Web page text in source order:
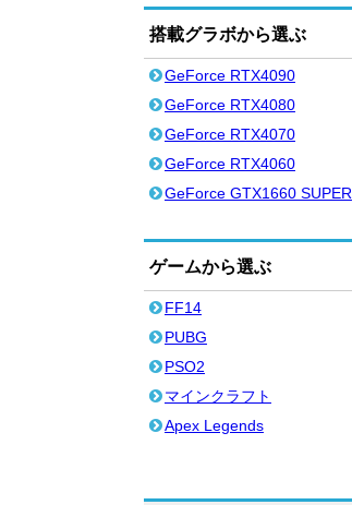
搭載グラボから選ぶ
GeForce RTX4090
GeForce RTX4080
GeForce RTX4070
GeForce RTX4060
GeForce GTX1660 SUPER
ゲームから選ぶ
FF14
PUBG
PSO2
マインクラフト
Apex Legends